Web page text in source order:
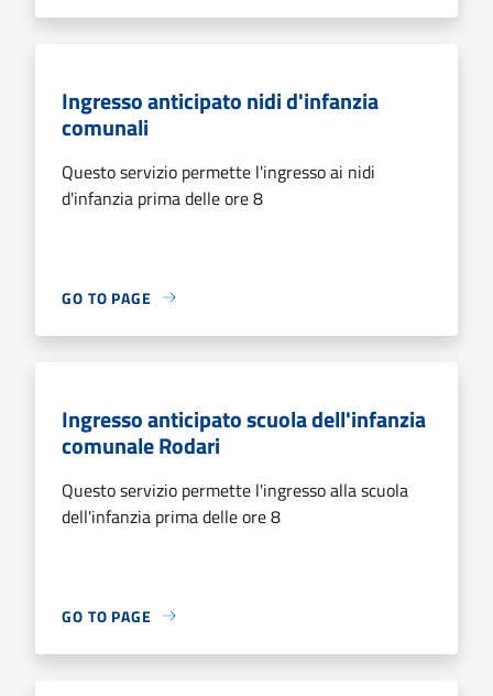
Ingresso anticipato nidi d'infanzia
comunali
Questo servizio permette l'ingresso ai nidi
d'infanzia prima delle ore 8
GO TO PAGE
Ingresso anticipato scuola dell'infanzia
comunale Rodari
Questo servizio permette l'ingresso alla scuola
dell'infanzia prima delle ore 8
GO TO PAGE